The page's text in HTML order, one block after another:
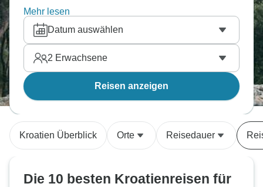
vergleichen und die passende Reise flexibel
buchen.
Mehr lesen
Datum auswählen
2 Erwachsene
Reisen anzeigen
Kroatien Überblick Orte Reisedauer
Die 10 besten Kroatienreisen für